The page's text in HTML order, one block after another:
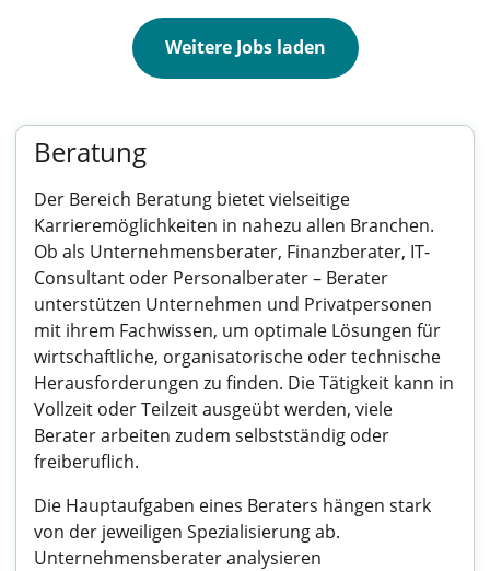
Weitere Jobs laden
Beratung
Der Bereich Beratung bietet vielseitige
Karrieremöglichkeiten in nahezu allen Branchen.
Ob als Unternehmensberater, Finanzberater, IT-
Consultant oder Personalberater – Berater
unterstützen Unternehmen und Privatpersonen
mit ihrem Fachwissen, um optimale Lösungen für
wirtschaftliche, organisatorische oder technische
Herausforderungen zu finden. Die Tätigkeit kann in
Vollzeit oder Teilzeit ausgeübt werden, viele
Berater arbeiten zudem selbstständig oder
freiberuflich.
Die Hauptaufgaben eines Beraters hängen stark
von der jeweiligen Spezialisierung ab.
Unternehmensberater analysieren